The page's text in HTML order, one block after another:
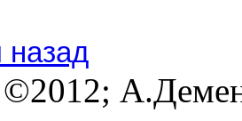
назад